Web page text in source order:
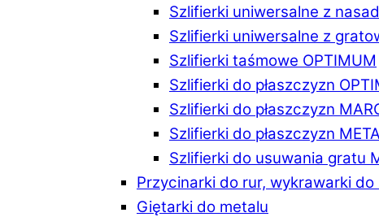
Szlifierki uniwersalne z
Szlifierki uniwersalne z
Szlifierki taśmowe OPTIMUM
Szlifierki do płaszczyzn
Szlifierki do płaszczyzn
Szlifierki do płaszczyzn
Szlifierki do usuwania gratu
Przycinarki do rur, wykrawarki
Giętarki do metalu